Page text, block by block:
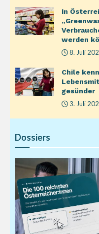
In
werden
8. Juli
Chile
gesünder
3. Juli
Dossiers